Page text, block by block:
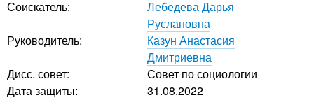
Соискатель:
Лебедева Дарья
Руслановна
Руководитель:
Казун Анастасия
Дмитриевна
Дисс. совет:
Совет по социологии
Дата защиты:
31.08.2022